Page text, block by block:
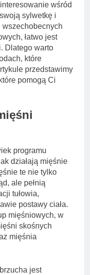
wśród
sylwetkę i
łatwo jest
Dlatego warto
które
przedstawimy
pomogą Ci
programu
działają mięśnie
te nie tylko
ale pełnią
tułowia,
postawy ciała.
mięśniowych, w
skośnych
mięśnia
jest